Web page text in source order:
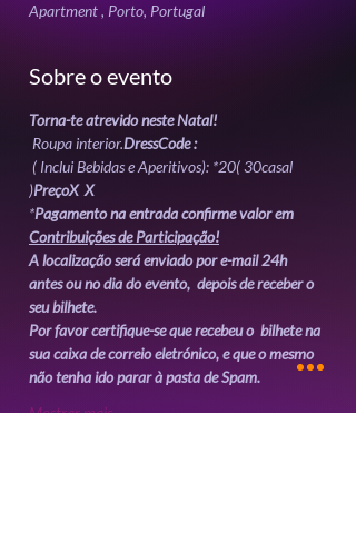
Apartment , Porto, Portugal
Sobre o evento
Torna-te atrevido neste Natal!
Roupa interior.DressCode :
( Inclui Bebidas e Aperitivos): *20( 30casal
)PreçoX X
*Pagamento na entrada confirme valor em
Contribuições de Participação!
A localização será enviado por e-mail 24h
antes ou no dia do evento,  depois de receber o
seu bilhete.
Por favor certifique-se que recebeu o  bilhete na
sua caixa de correio eletrónico, e que o mesmo
não tenha ido parar à pasta de Spam.
Mostrar mais